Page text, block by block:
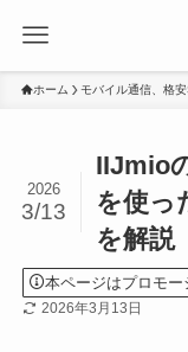
ホーム モバイル通信、格
IIJmio
を使っ
を解説
2026
3/13
本ページはプロモ
2026年3月13日